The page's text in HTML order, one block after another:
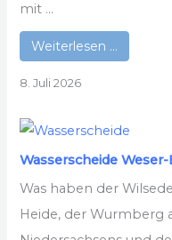
mit ...
Weiterlesen …
8. Juli 2026
Wasserscheide
Was haben der
Heide, der Wurmberg